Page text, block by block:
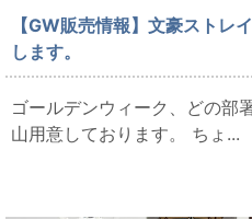
【GW販売情報】文豪ストレ
します。
ゴールデンウィーク、どの部
山用意しております。 ちょ...